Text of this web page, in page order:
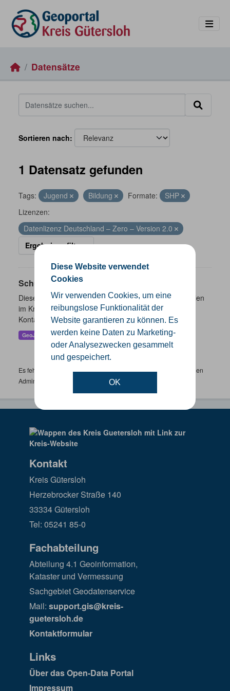
Diese Website verwendet
Cookies
Wir verwenden Cookies, um eine
reibungslose Funktionalität der
Website garantieren zu können. Es
werden keine Daten zu Marketing-
oder Analysezwecken gesammelt
und gespeichert.
OK
Datensätze
Sortieren nach
1 Datensatz gefunden
Tags: Jugend Bildung Formate:
SHP
Lizenzen:
Datenlizenz Deutschland – Zero – Version 2.0
Ergebnisse filtern
Schulen
Dieser Datensatz beinhaltet eine Darstellung der Schulen
im Kreis Gütersloh mit Angaben zu Schulform,
Kontaktmöglichkeiten, Pausenzeiten und Schulträger.
GeoJSON SHP
Es fehlen spezifische Datensätze? Wenden Sie sich bitte an einen
Administrator unter:
support.gis@kreis-guetersloh.de
Kontakt
Kreis Gütersloh
Herzebrocker Straße 140
33334 Gütersloh
Tel: 05241 85-0
Fachabteilung
Abteilung 4.1 Geoinformation,
Kataster und Vermessung
Sachgebiet Geodatenservice
Mail: support.gis@kreis-
guetersloh.de
Kontaktformular
Links
Über das Open-Data Portal
Impressum